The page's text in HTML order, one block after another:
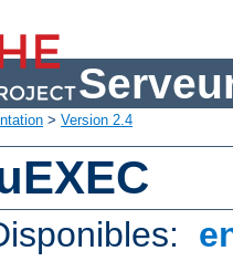
> Version 2.4